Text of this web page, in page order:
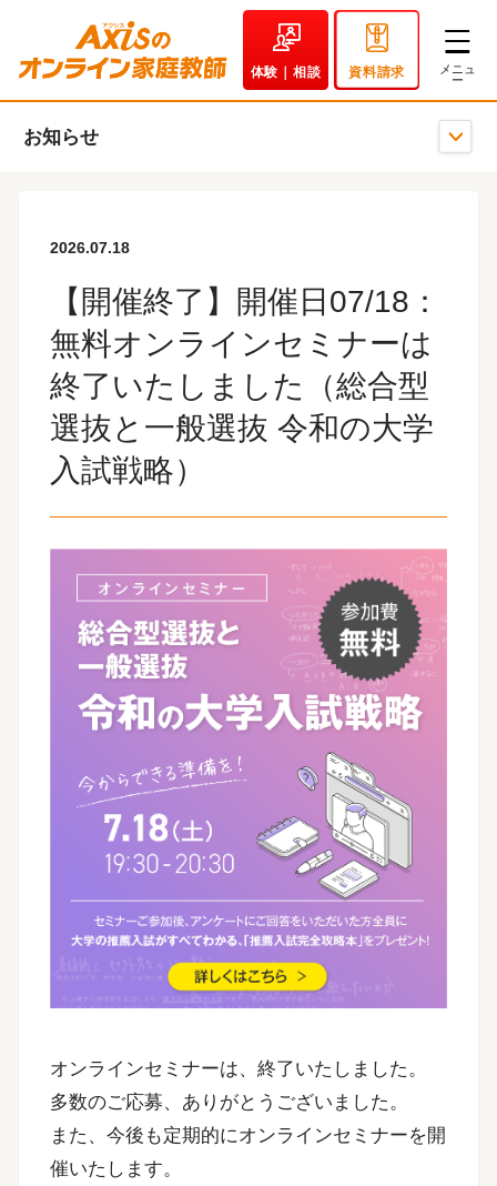
体験｜相談 資料請求
お知らせ
2026.07.18
【開催終了】開催日07/18：
無料オンラインセミナーは
終了いたしました（総合型
選抜と一般選抜 令和の大学
入試戦略）
オンラインセミナーは、終了いたしました。
多数のご応募、ありがとうございました。
また、今後も定期的にオンラインセミナーを開
催いたします。